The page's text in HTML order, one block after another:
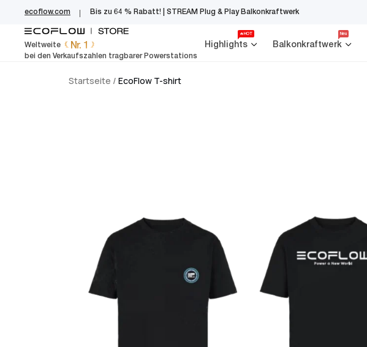
EcoFlow Germany
springen
ecoflow.com Bis zu 64 % Rabatt! | STREAM Plug & Play Balkonkraftwerk
Weltweite Nr. 1
bei den Verkaufszahlen tragbarer Powerstations
Highlights
🔥HOT
Balkonkraftwerk
Neu
Startseite / EcoFlow T-shirt